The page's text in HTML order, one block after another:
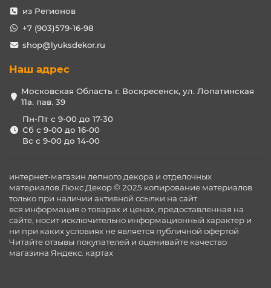
из Регионов
+7 (903)579-16-98
shop@lyuksdekor.ru
Наш адрес
Московская Область г. Воскресенск, ул. Лопатинская
11а. пав. 39
Пн-Пт с 9-00 до 17-30
Сб с 9-00 до 16-00
Вс с 9-00 до 14-00
интернет-магазин лепного декора и отделочных
материалов Люкс Декор © 2025 копирование материалов
только при наличии активной ссылки на сайт
вся информация о товарах и ценах, предоставленная на
сайте, носит исключительно информационный характер и
ни при каких условиях не является публичной офертой
Читайте отзывы покупателей и оценивайте качество
магазина Яндекс. картах